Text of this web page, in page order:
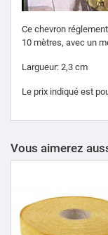
Ce chevron
10 mètres, avec un
Largueur: 2,3 cm
Le prix indiqué est
Vous aimerez